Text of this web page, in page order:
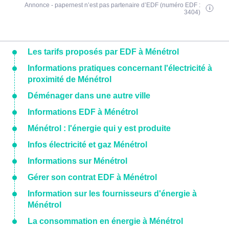
Annonce - papernest n’est pas partenaire d’EDF (numéro EDF :
3404)
Les tarifs proposés par EDF à Ménétrol
Informations pratiques concernant l'électricité à
proximité de Ménétrol
Déménager dans une autre ville
Informations EDF à Ménétrol
Ménétrol : l'énergie qui y est produite
Infos électricité et gaz Ménétrol
Informations sur Ménétrol
Gérer son contrat EDF à Ménétrol
Information sur les fournisseurs d'énergie à
Ménétrol
La consommation en énergie à Ménétrol